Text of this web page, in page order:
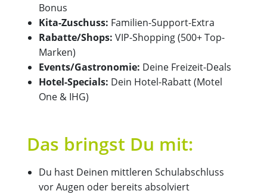
Bonus
Kita-Zuschuss: Familien-Support-Extra
Rabatte/Shops: VIP-Shopping (500+ Top-
Marken)
Events/Gastronomie: Deine Freizeit-Deals
Hotel-Specials: Dein Hotel-Rabatt (Motel
One & IHG)
Das bringst Du mit:
Du hast Deinen mittleren Schulabschluss
vor Augen oder bereits absolviert